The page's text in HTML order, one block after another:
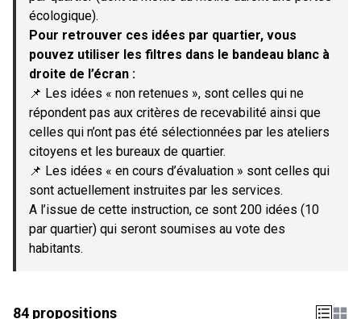
écologique).
Pour retrouver ces idées par quartier, vous
pouvez utiliser les filtres dans le bandeau blanc à
droite de l’écran :
📌 Les idées « non retenues », sont celles qui ne
répondent pas aux critères de recevabilité ainsi que
celles qui n’ont pas été sélectionnées par les ateliers
citoyens et les bureaux de quartier.
📌 Les idées « en cours d’évaluation » sont celles qui
sont actuellement instruites par les services.
A l’issue de cette instruction, ce sont 200 idées (10
par quartier) qui seront soumises au vote des
habitants.
84 propositions